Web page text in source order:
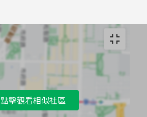
點擊觀看相似社區